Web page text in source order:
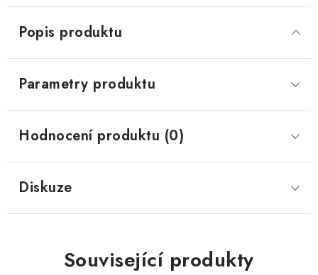
Popis produktu
Parametry produktu
Hodnocení produktu (0)
Diskuze
Související produkty